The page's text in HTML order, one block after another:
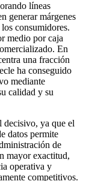
líneas
generar márgenes
consumidores.
medio por caja
En
una fracción
ha conseguido
mediante
calidad y su
ya que el
datos permite
de
mayor exactitud,
operativa y
competitivos.